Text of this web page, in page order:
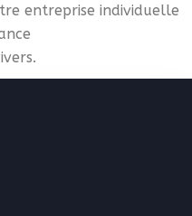
entreprise individuelle